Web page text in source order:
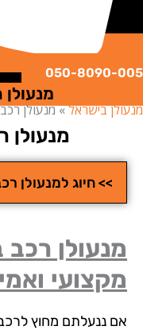
050-
מנעולן
בישראל»מנעולן רכב
מנעולן
>> חיוג למנעולן רכב
רכב
ואמין
ננעלתם מחוץ לרכב